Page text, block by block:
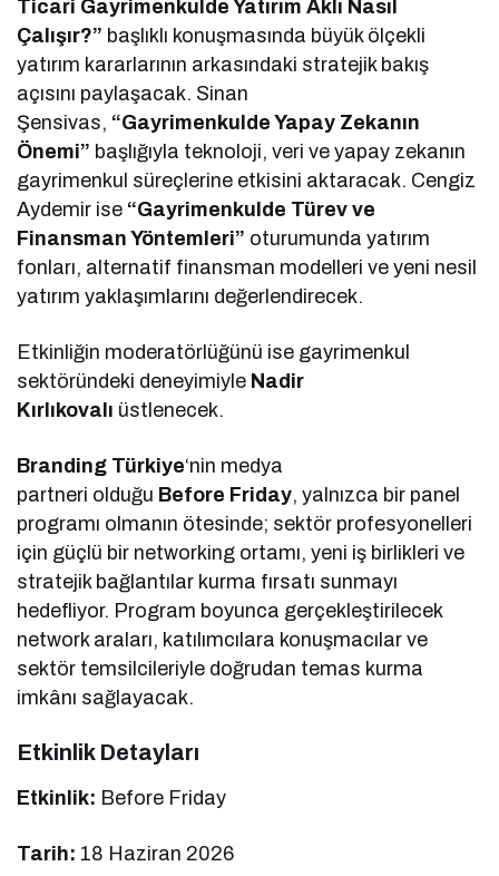
Ticari Gayrimenkulde Yatırım Aklı Nasıl
Çalışır?” başlıklı konuşmasında büyük ölçekli
yatırım kararlarının arkasındaki stratejik bakış
açısını paylaşacak. Sinan
Şensivas, “Gayrimenkulde Yapay Zekanın
Önemi” başlığıyla teknoloji, veri ve yapay zekanın
gayrimenkul süreçlerine etkisini aktaracak. Cengiz
Aydemir ise “Gayrimenkulde Türev ve
Finansman Yöntemleri” oturumunda yatırım
fonları, alternatif finansman modelleri ve yeni nesil
yatırım yaklaşımlarını değerlendirecek.
Etkinliğin moderatörlüğünü ise gayrimenkul
sektöründeki deneyimiyle Nadir
Kırlıkovalı üstlenecek.
Branding Türkiye‘nin medya
partneri olduğu Before Friday, yalnızca bir panel
programı olmanın ötesinde; sektör profesyonelleri
için güçlü bir networking ortamı, yeni iş birlikleri ve
stratejik bağlantılar kurma fırsatı sunmayı
hedefliyor. Program boyunca gerçekleştirilecek
network araları, katılımcılara konuşmacılar ve
sektör temsilcileriyle doğrudan temas kurma
imkânı sağlayacak.
Etkinlik Detayları
Etkinlik: Before Friday
Tarih: 18 Haziran 2026